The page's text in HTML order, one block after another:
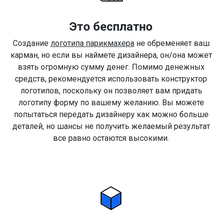
Это бесплатно
Создание логотипа парикмахеране обременяет ваш
карман, но если вы наймете дизайнера, он/она может
взять огромную сумму денег. Помимо денежных
средств, рекомендуется использовать конструктор
логотипов, поскольку он позволяет вам придать
логотипу форму по вашему желанию. Вы можете
попытаться передать дизайнеру как можно больше
деталей, но шансы не получить желаемый результат
все равно остаются высокими.